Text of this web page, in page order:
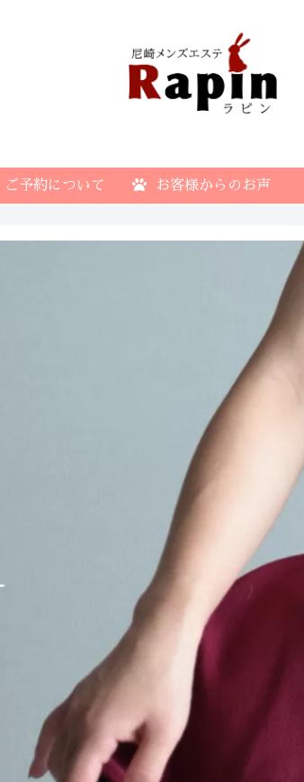
予約について お客様からのお声